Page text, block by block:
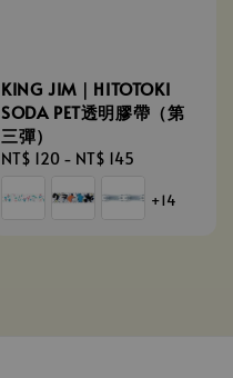
KING JIM｜HITOTOKI
SODA PET透明膠帶（第
三彈）
Regular
NT$ 120 - NT$ 145
+14